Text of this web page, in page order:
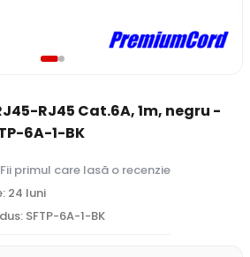
RJ45 Cat.6A, 1m, negru -
6A-1-BK
Fii primul care lasă o recenzie
24 luni
SFTP-6A-1-BK